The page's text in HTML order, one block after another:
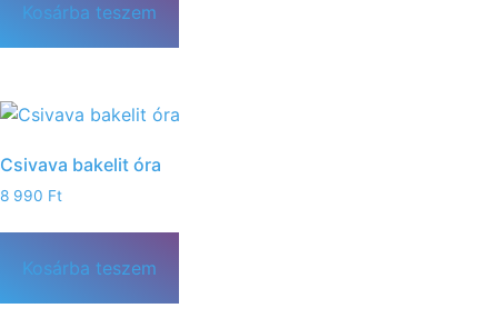
Kosárba teszem
Csivava bakelit óra
8 990 Ft
Kosárba teszem